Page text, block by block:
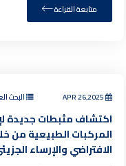
متابعة القراءة
البحث
اكتشاف مثبطات جديدة
المركبات الطبيعية من
الافتراضي والإرساء